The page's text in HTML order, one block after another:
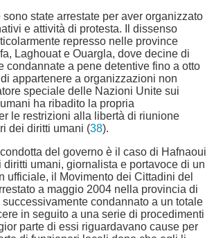
state arrestate per aver organizzato
e attività di protesta. Il dissenso
represso nelle province
Laghouat e Ouargla, dove decine di
condannate a pene detentive fino a otto
appartenere a organizzazioni non
speciale delle Nazioni Unite sui
ha ribadito la propria
le restrizioni alla libertà di riunione
dei diritti umani (38).
del governo è il caso di Hafnaoui
diritti umani, giornalista e portavoce di un
ufficiale, il Movimento dei Cittadini del
a maggio 2004 nella provincia di
condannato a un totale
in seguito a una serie di procedimenti
parte di essi riguardavano cause per